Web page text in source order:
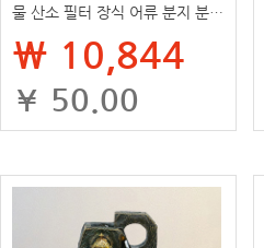
물 산소 필터 장식 어류 분지 분수
₩ 10,844
¥ 50.00